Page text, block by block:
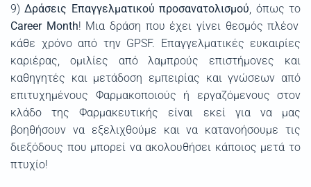
9)Δράσεις Επαγγελματικού προσανατολισμού , όπως το
Career Month! Μια δράση που έχει γίνει θεσμός πλέον
κάθε χρόνο από την GPSF. Επαγγελματικές ευκαιρίες
καριέρας, ομιλίες από λαμπρούς επιστήμονες και
καθηγητές και μετάδοση εμπειρίας και γνώσεων από
επιτυχημένους Φαρμακοποιούς ή εργαζόμενους στον
κλάδο της Φαρμακευτικής είναι εκεί για να μας
βοηθήσουν να εξελιχθούμε και να κατανοήσουμε τις
διεξόδους που μπορεί να ακολουθήσει κάποιος μετά το
πτυχίο!